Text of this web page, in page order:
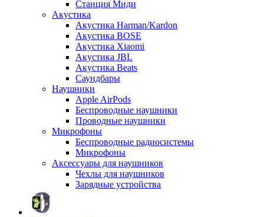
Станция Миди
Акустика
Акустика Harman/Kardon
Акустика BOSE
Акустика Xiaomi
Акустика JBL
Акустика Beats
Саундбары
Наушники
Apple AirPods
Беспроводные наушники
Проводные наушники
Микрофоны
Беспроводные радиосистемы
Микрофоны
Аксессуары для наушников
Чехлы для наушников
Зарядные устройства